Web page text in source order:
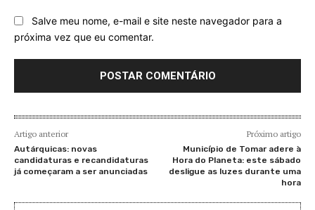
Salve meu nome, e-mail e site neste navegador para a
próxima vez que eu comentar.
Artigo anterior
Autárquicas: novas
candidaturas e recandidaturas
já começaram a ser anunciadas
Próximo artigo
Município de Tomar adere à
Hora do Planeta: este sábado
desligue as luzes durante uma
hora